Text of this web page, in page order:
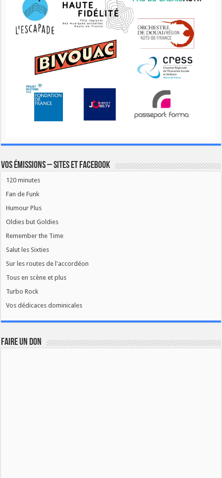
Vos émissions – Sites et Facebook
120 minutes
Fan de Funk
Humour Plus
Oldies but Goldies
Remember the Time
Salut les Sixties
Sur les routes de l'accordéon
Tous en scène et plus
Turbo Rock
Vos dédicaces dominicales
FAIRE UN DON